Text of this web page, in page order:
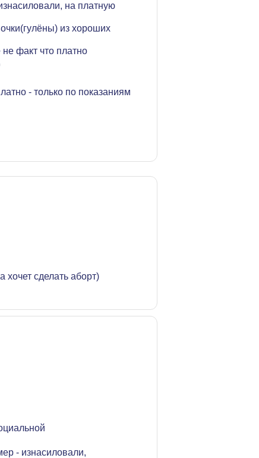
на платную
из хороших
факт что платно
- только по показаниям
хочет сделать аборт)
- изнасиловали,